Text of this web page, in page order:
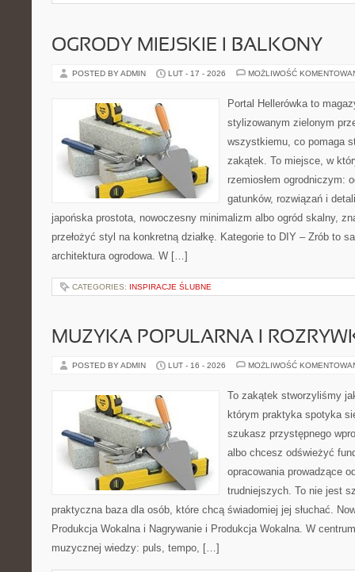
OGRODY MIEJSKIE I BALKONY
POSTED BY ADMIN LUT - 17 - 2026 MOŻLIWOŚĆ
Portal Hellerówka to
stylizowanym zielonym
wszystkiemu, co pomaga
zakątek. To miejsce, w
rzemiosłem ogrodniczym:
gatunków, rozwiązań i
japońska prostota, nowoczesny minimalizm albo ogród skalny,
przełożyć styl na konkretną działkę. Kategorie to DIY – Zrób to
architektura ogrodowa. W […]
CATEGORIES: INSPIRACJE ŚLUBNE
MUZYKA POPULARNA I
POSTED BY ADMIN LUT - 16 - 2026 MOŻLIWOŚĆ
To zakątek stworzyliśmy
którym praktyka spotyka
szukasz przystępnego
albo chcesz odświeżyć
opracowania prowadzące
trudniejszych. To nie jest
praktyczna baza dla osób, które chcą świadomiej jej słuchać.
Produkcja Wokalna i Nagrywanie i Produkcja Wokalna. W
muzycznej wiedzy: puls, tempo, […]